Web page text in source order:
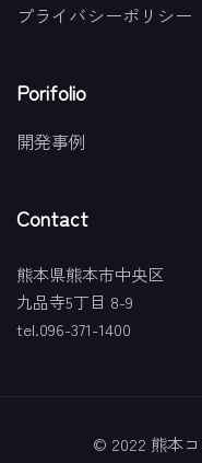
プライバシーポリシー
Porifolio
開発事例
Contact
熊本県熊本市中央区
九品寺5丁目 8-9
tel.096-371-1400
© 2022 熊本